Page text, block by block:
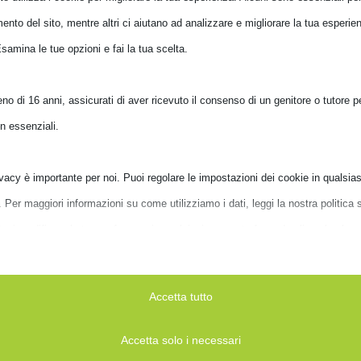
Colore del prodotto: Trasparente
SKIN TUCANO VELVET 15′ BORSA TUCANO DARKOLOR SLIM
BAG 13’/14′ NERO
€42,00
del sito, mentre altri ci aiutano ad analizzare e migliorare la tua
le tue opzioni e fai la tua scelta.
di 16 anni, assicurati di aver ricevuto il consenso di un genitore o tutore
essenziali.
è importante per noi. Puoi regolare le impostazioni dei cookie in
Per maggiori informazioni su come utilizziamo i dati, leggi la nostra politica
Accetta tutto
Accetta solo i necessari